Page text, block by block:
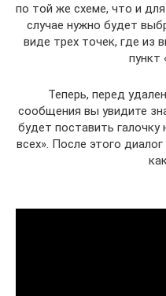
по той же схеме, что и
случае нужно будет
виде трех точек, где из
пункт
Теперь, перед
сообщения вы увидите
будет поставить галочку
всех». После этого